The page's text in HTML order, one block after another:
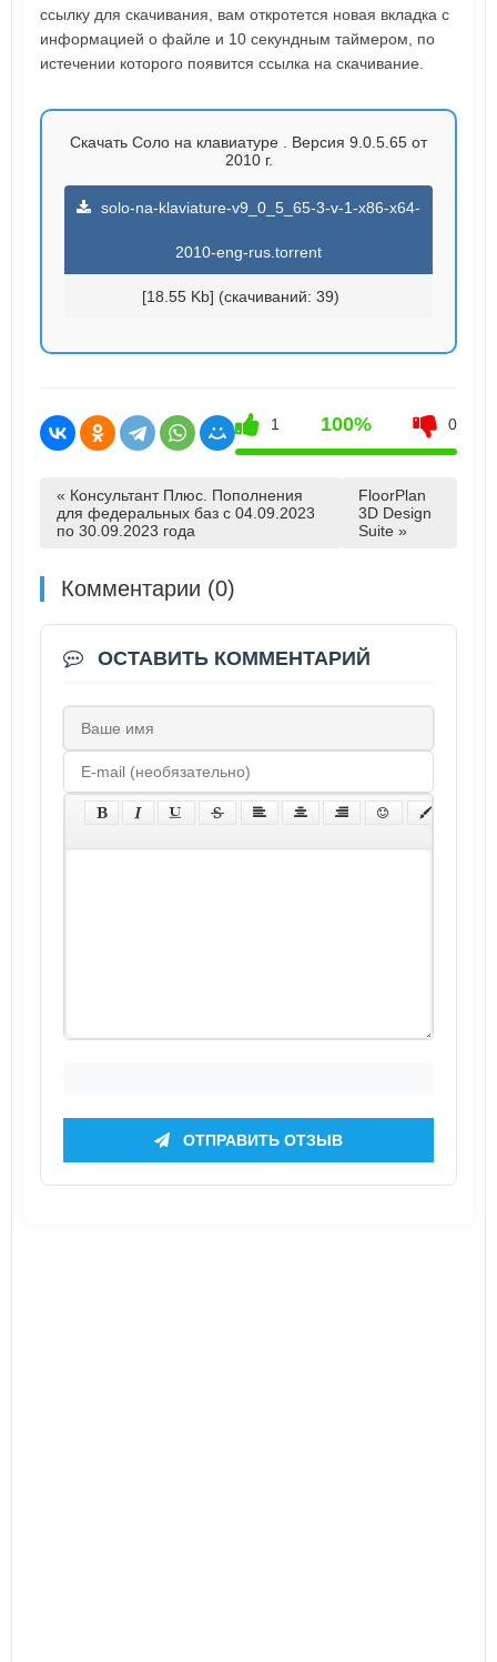
ссылку для скачивания, вам откротется новая вкладка с
информацией о файле и 10 секундным таймером, по
истечении которого появится ссылка на скачивание.
Скачать Соло на клавиатуре . Версия 9.0.5.65 от
2010 г.
solo-na-klaviature-v9_0_5_65-3-v-1-x86-x64-
2010-eng-rus.torrent
[18.55 Kb] (cкачиваний: 39)
1 100% 0
« Консультант Плюс. Пополнения
для федеральных баз с 04.09.2023
по 30.09.2023 года
FloorPlan
3D Design
Suite »
Комментарии (0)
ОСТАВИТЬ КОММЕНТАРИЙ
ОТПРАВИТЬ ОТЗЫВ